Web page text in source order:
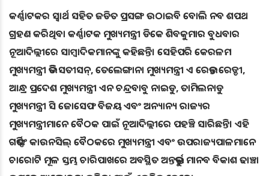
କର୍ଣ୍ଣାଟକର ସ୍ୱାର୍ଥ ସହିତ ଜଡିତ ପ୍ରସଙ୍ଗ ଉଠାଇବି ବୋଲି ନବ ଶପଥ
ଗ୍ରହଣ କରିଥିବା କର୍ଣ୍ଣାଟକ ମୁଖ୍ୟମନ୍ତ୍ରୀ ଡିକେ ଶିବକୁମାର ବୁଧବାର
ନୂଆଦିଲ୍ଲୀରେ ସାମ୍ବାଦିକମାନଙ୍କୁ କହିଛନ୍ତି। ସେହିପରି କେରଳମ
ମୁଖ୍ୟମନ୍ତ୍ରୀ ଭିଡି ସତୀସନ୍, ତେଲେଙ୍ଗାନା ମୁଖ୍ୟମନ୍ତ୍ରୀ ଏ ରେଭନ୍ତ ରେଡ୍ଡୀ,
ଆନ୍ଧ୍ର ପ୍ରଦେଶ ମୁଖ୍ୟମନ୍ତ୍ରୀ ଏନ ଚନ୍ଦ୍ରବାବୁ ନାଇଡୁ, ତାମିଲନାଡୁ
ମୁଖ୍ୟମନ୍ତ୍ରୀ ସି ଜୋସେଫ ବିଜୟ ଏବଂ ଅନ୍ୟାନ୍ୟ ରାଜ୍ୟର
ମୁଖ୍ୟମନ୍ତ୍ରୀମାନେ ବୈଠକ ପାଇଁ ନୂଆଦିଲ୍ଲୀରେ ପହଞ୍ଚି ସାରିଛନ୍ତି। ଏହି
ଗଭର୍ଣ୍ଣିଂ କାଉନସିଲ୍ ବୈଠକରେ ମୁଖ୍ୟମନ୍ତ୍ରୀ ଏବଂ ଉପରାଜ୍ୟପାଳମାନେ
ଚାରୋଟି ମୂଳ ସ୍ତମ୍ଭ ଚାରିପାଖରେ ଅବସ୍ଥିତ ଅନ୍ତର୍ଭୁକ୍ତ ମାନବ ବିକାଶ ଢାଞ୍ଚା